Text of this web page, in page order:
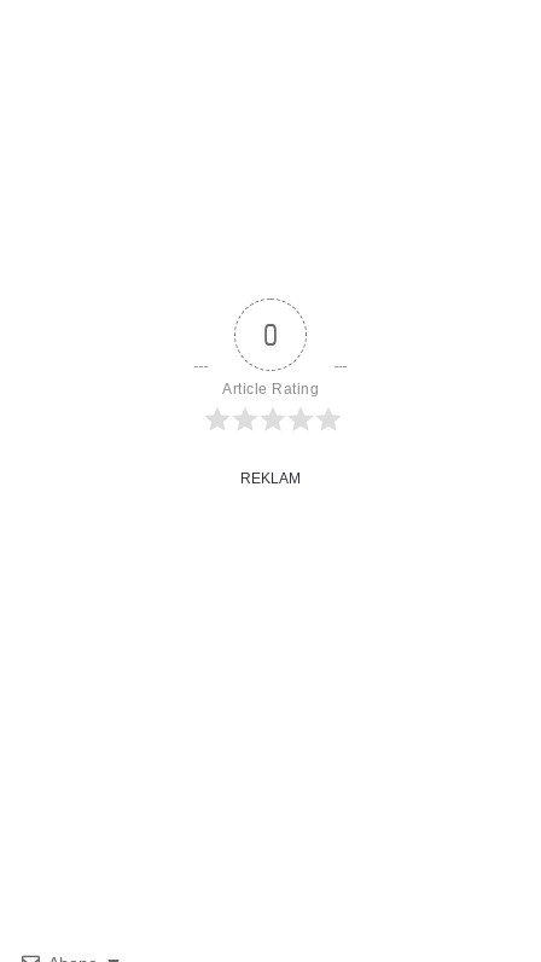
0
Article Rating
REKLAM